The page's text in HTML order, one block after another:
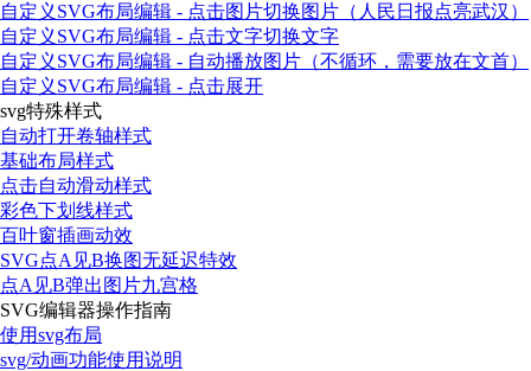
自定义SVG布局编辑 - 点击图片切换图片（人民日报点亮武汉）
自定义SVG布局编辑 - 点击文字切换文字
自定义SVG布局编辑 - 自动播放图片（不循环，需要放在文首）
自定义SVG布局编辑 - 点击展开
svg特殊样式
自动打开卷轴样式
基础布局样式
点击自动滑动样式
彩色下划线样式
百叶窗插画动效
SVG点A见B换图无延迟特效
点A见B弹出图片九宫格
SVG编辑器操作指南
使用svg布局
svg/动画功能使用说明